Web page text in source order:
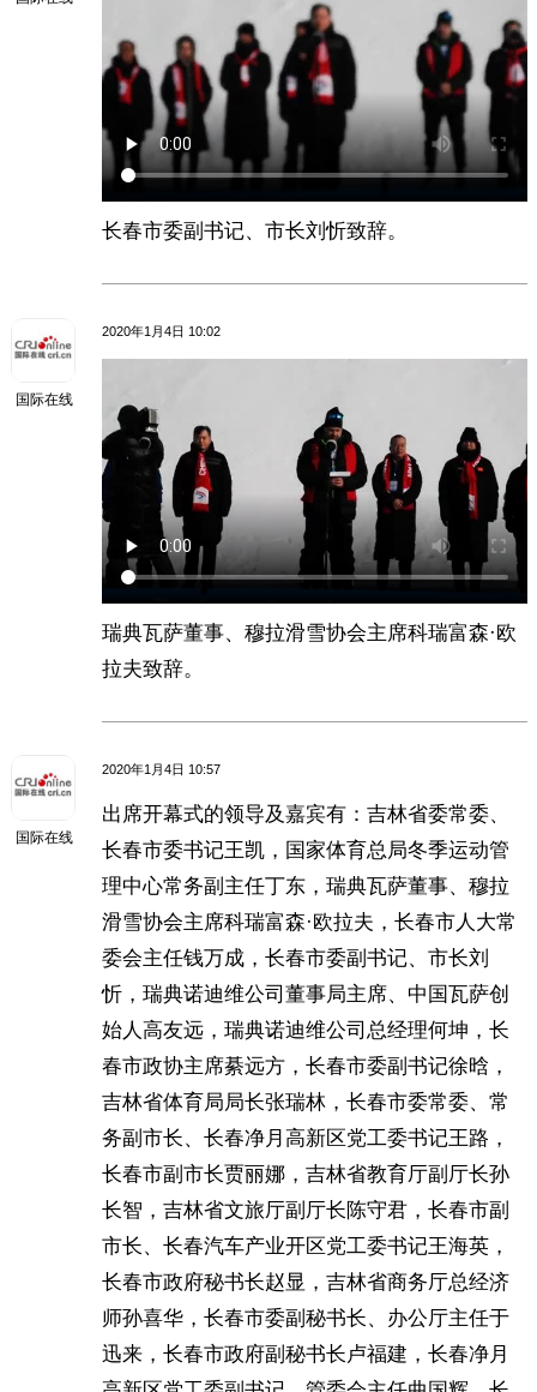
长春市委副书记、市长刘忻致辞。
国际在线
2020年1月4日 10:02
瑞典瓦萨董事、穆拉滑雪协会主席科瑞富森·欧
拉夫致辞。
国际在线
2020年1月4日 10:57
出席开幕式的领导及嘉宾有：吉林省委常委、
长春市委书记王凯，国家体育总局冬季运动管
理中心常务副主任丁东，瑞典瓦萨董事、穆拉
滑雪协会主席科瑞富森·欧拉夫，长春市人大常
委会主任钱万成，长春市委副书记、市长刘
忻，瑞典诺迪维公司董事局主席、中国瓦萨创
始人高友远，瑞典诺迪维公司总经理何坤，长
春市政协主席綦远方，长春市委副书记徐晗，
吉林省体育局局长张瑞林，长春市委常委、常
务副市长、长春净月高新区党工委书记王路，
长春市副市长贾丽娜，吉林省教育厅副厅长孙
长智，吉林省文旅厅副厅长陈守君，长春市副
市长、长春汽车产业开区党工委书记王海英，
长春市政府秘书长赵显，吉林省商务厅总经济
师孙喜华，长春市委副秘书长、办公厅主任于
迅来，长春市政府副秘书长卢福建，长春净月